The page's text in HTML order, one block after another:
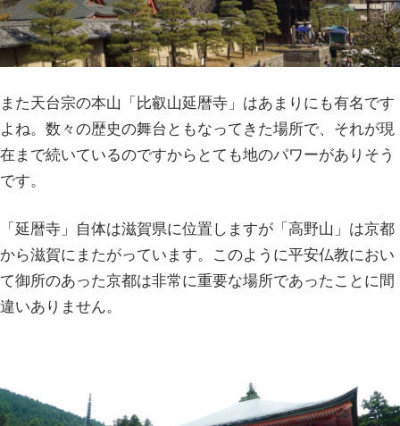
また天台宗の本山「比叡山延暦寺」はあまりにも有名です
よね。数々の歴史の舞台ともなってきた場所で、それが現
在まで続いているのですからとても地のパワーがありそう
です。
「延暦寺」自体は滋賀県に位置しますが「高野山」は京都
から滋賀にまたがっています。このように平安仏教におい
て御所のあった京都は非常に重要な場所であったことに間
違いありません。